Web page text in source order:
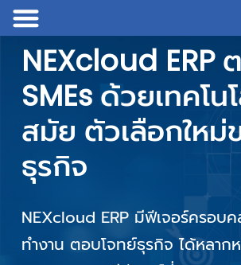
ระบบบริหารจัดกา
ครบวงจร
NEXcloud ERP ยกระดับมาตรฐ
มีประสิทธิภาพมากขึ้น พร้อมเชื่อม
งานให้อยู่ภายใต้แพลตฟอร์มเดีย
พลาดในการทำงาน พร้อมลดต้นทุ
ได้มากกว่า ระบบใช้งานง่าย ทำง
ลดต้นทุน และทำก
มากกว่า ด้วยเทม
ธุรกิจ เฉพาะ
ERP
NEXcloud ERP มาพร้อมเทมเ
ครอบคลุมการทำงาน ในหลากหลา
NEXcloud ERP
SMEs ด้วยเทคโน
สมัย ตัวเลือกใหม่
ธุรกิจ
NEXcloud ERP มีฟีเจอร์ครอบ
ทำงาน ตอบโจทย์ธุรกิจ ได้หลาก
ระบบบริหารจัดกา
ครบวงจร
NEXcloud ERP ยกระดับมาตรฐ
มีประสิทธิภาพมากขึ้น พร้อมเชื่อม
งานให้อยู่ภายใต้แพลตฟอร์มเดีย
พลาดในการทำงาน พร้อมลดต้นทุ
ได้มากกว่า ระบบใช้งานง่าย ทำง
ลดต้นทุน และทำก
มากกว่า ด้วยเทม
ธุรกิจ เฉพาะ
ERP
NEXcloud ERP มาพร้อมเทมเ
ครอบคลุมการทำงาน ในหลากหลา
NEXcloud ERP
SMEs ด้วยเทคโน
สมัย ตัวเลือกใหม่
ธุรกิจ
NEXcloud ERP มีฟีเจอร์ครอบ
ทำงาน ตอบโจทย์ธุรกิจ ได้หลาก
ระบบบริหารจัดกา
ครบวงจร
NEXcloud ERP ยกระดับมาตรฐ
มีประสิทธิภาพมากขึ้น พร้อมเชื่อม
งานให้อยู่ภายใต้แพลตฟอร์มเดีย
พลาดในการทำงาน พร้อมลดต้นทุ
ได้มากกว่า ระบบใช้งานง่าย ทำง